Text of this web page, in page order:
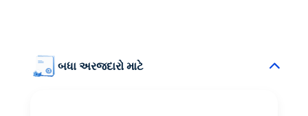
બધા અરજદારો માટે